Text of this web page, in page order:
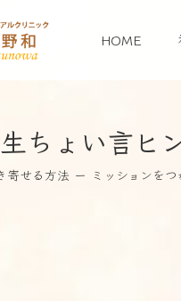
HOME
ちょい言ヒ
せる方法 ー ミッションをつ